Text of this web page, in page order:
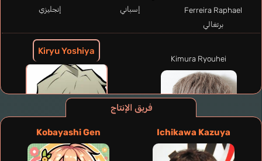
فريق الإنتاج
Ichikawa Kazuya
Kobayashi Gen
Ferreira Raphael
برتغالي
إسباني
إنجليزي
Kiryu Yoshiya
Kimura Ryouhei